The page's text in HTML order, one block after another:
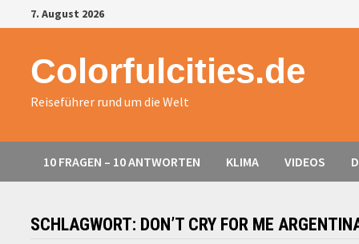
Zurück
zum
7. August 2026
Colorfulcities.de
Reiseführer rund um die Welt
10 FRAGEN – 10 ANTWORTEN KLIMA VIDEOS
SCHLAGWORT: DON’T CRY FOR ME